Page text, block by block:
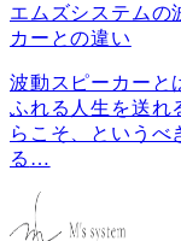
エムズシステムの
カーとの違い
波動スピーカーと
ふれる人生を送れ
らこそ、というべ
る …